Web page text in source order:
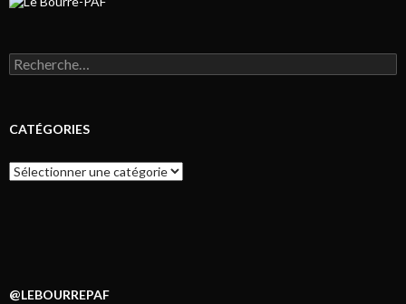
Rechercher :
CATÉGORIES
Catégories
@LEBOURREPAF